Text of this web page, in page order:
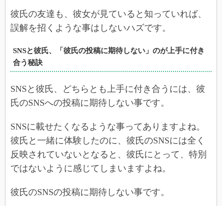
彼氏の友達も、彼女が見ていると知っていれば、
誤解を招くような事はしないハズです。
SNSと彼氏、「彼氏の投稿に期待しない」のが上手に付き
合う秘訣
SNSと彼氏、どちらとも上手に付き合うには、彼
氏のSNSへの投稿に期待しない事です。
SNSに載せたくなるような事ってありますよね。
彼氏と一緒に体験したのに、彼氏のSNSには全く
反映されていないとなると、彼氏にとって、特別
ではないように感じてしまいますよね。
彼氏のSNSの投稿に期待しない事です。